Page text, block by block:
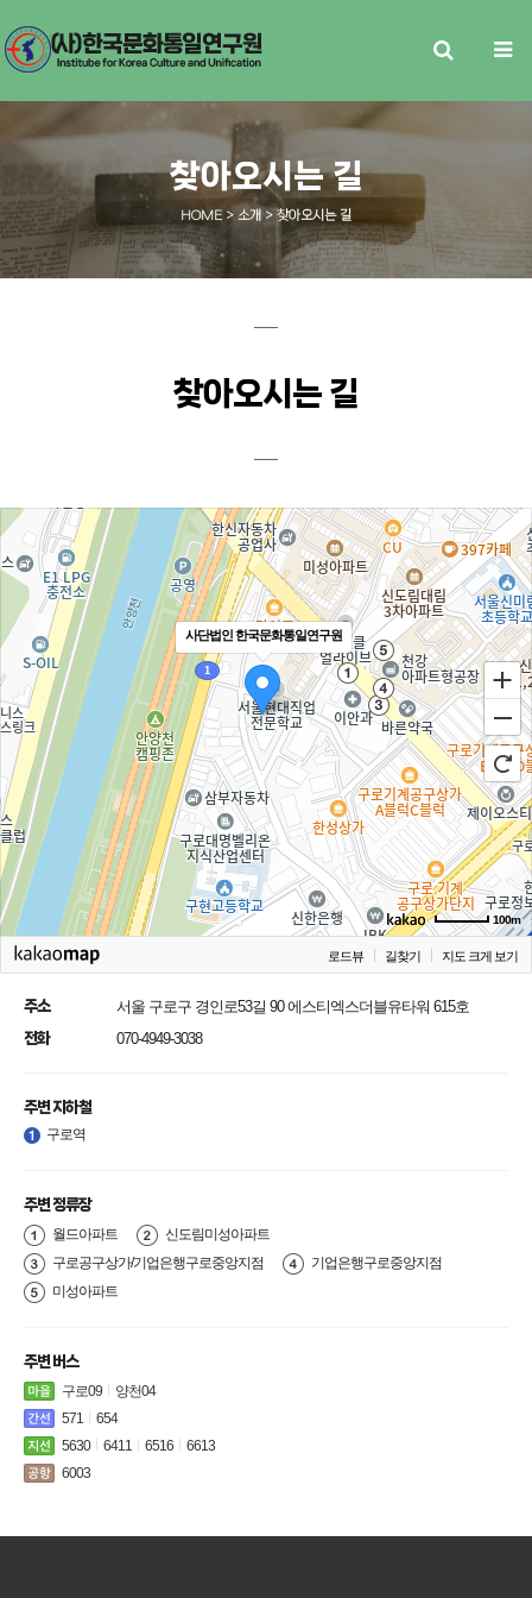
찾아오시는 길
HOME > 소개 > 찾아오시는 길
찾아오시는 길
사단법인 한국문화통일연구원
100m
로드뷰 길찾기 지도 크게 보기
주소 서울 구로구 경인로53길 90 에스티엑스더블유타워 615호
전화 070-4949-3038
주변 지하철
구로역
주변 정류장
월드아파트
신도림미성아파트
구로공구상가/기업은행구로중앙지점
기업은행구로중앙지점
미성아파트
주변 버스
구로09
양천04
571
654
5630
6411 6516
6613
6003